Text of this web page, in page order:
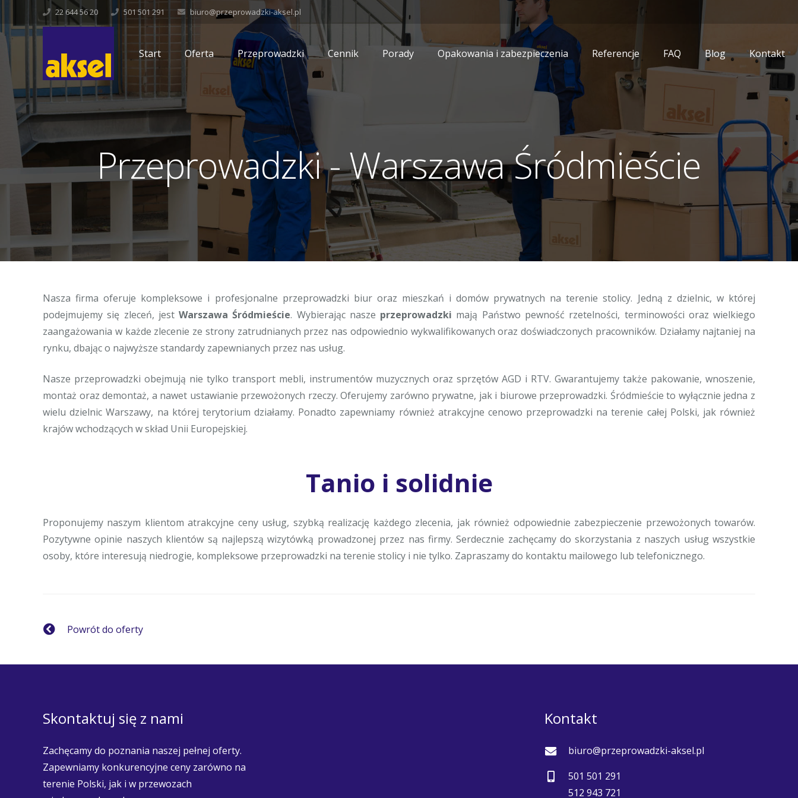
22 644 56 20 501 501 291 biuro@przeprowadzki-aksel.pl
Start Oferta Przeprowadzki Cennik Porady Opakowania i zabezpieczenia Referencje FAQ Blog Kontakt
Przeprowadzki - Warszawa Śródmieście
Nasza firma oferuje kompleksowe i profesjonalne przeprowadzki biur oraz mieszkań i domów prywatnych na terenie stolicy. Jedną z dzielnic, w której
podejmujemy się zleceń, jestWarszawa Śródmieście. Wybierając nasze przeprowadzki mają Państwo pewność rzetelności, terminowości oraz wielkiego
zaangażowania w każde zlecenie ze strony zatrudnianych przez nas odpowiednio wykwalifikowanych oraz doświadczonych pracowników. Działamy najtaniej na
rynku, dbając o najwyższe standardy zapewnianych przez nas usług.
Nasze przeprowadzki obejmują nie tylko transport mebli, instrumentów muzycznych oraz sprzętów AGD i RTV. Gwarantujemy także pakowanie, wnoszenie,
montaż oraz demontaż, a nawet ustawianie przewożonych rzeczy. Oferujemy zarówno prywatne, jak i biurowe przeprowadzki. Śródmieście to wyłącznie jedna z
wielu dzielnic Warszawy, na której terytorium działamy. Ponadto zapewniamy również atrakcyjne cenowo przeprowadzki na terenie całej Polski, jak również
krajów wchodzących w skład Unii Europejskiej.
Tanio i solidnie
Proponujemy naszym klientom atrakcyjne ceny usług, szybką realizację każdego zlecenia, jak również odpowiednie zabezpieczenie przewożonych towarów.
Pozytywne opinie naszych klientów są najlepszą wizytówką prowadzonej przez nas firmy. Serdecznie zachęcamy do skorzystania z naszych usług wszystkie
osoby, które interesują niedrogie, kompleksowe przeprowadzki na terenie stolicy i nie tylko. Zapraszamy do kontaktu mailowego lub telefonicznego.
Powrót do oferty
Skontaktuj się z nami
Zachęcamy do poznania naszej pełnej oferty.
Zapewniamy konkurencyjne ceny zarówno na
terenie Polski, jak i w przewozach
Kontakt
biuro@przeprowadzki-aksel.pl
501 501 291
512 943 721